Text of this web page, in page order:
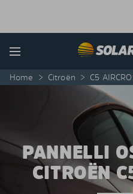
Menu
Home > Citroën > C5
PANNELLI
CITROËN